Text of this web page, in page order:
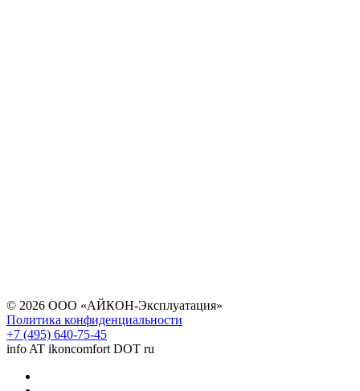
© 2026 ООО «АЙКОН-Эксплуатация»
Политика конфиденциальности
+7 (495) 640-75-45
info AT ikoncomfort DOT ru